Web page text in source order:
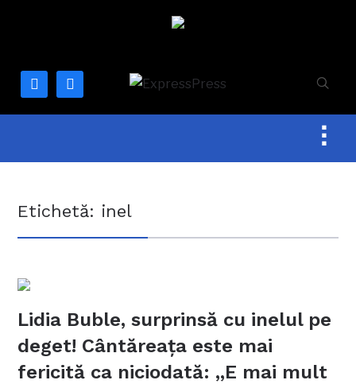
facebook
mail
Etichetă: inel
Lidia Buble, surprinsă cu inelul pe
deget! Cântăreața este mai
fericită ca niciodată: „E mai mult